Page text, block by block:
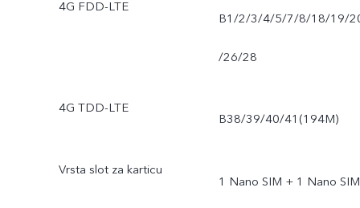
4G FDD-LTE
B1/2/3/4/5/7/8/18/19/
/26/28
4G TDD-LTE
B38/39/40/41(194M)
Vrsta slot za karticu
1 Nano SIM + 1 Nano SIM